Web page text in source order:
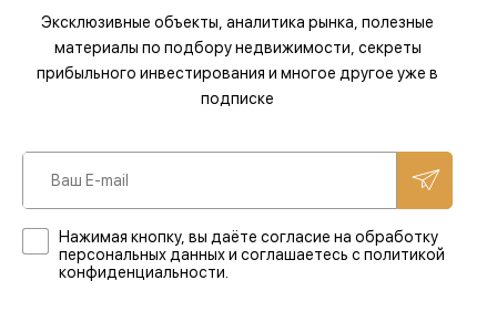
Эксклюзивные объекты, аналитика рынка, полезные
материалы по подбору недвижимости, секреты
прибыльного инвестирования и многое другое уже в
подписке
Нажимая кнопку, вы даёте согласие на обработку
персональных данных и соглашаетесь с политикой
конфиденциальности.